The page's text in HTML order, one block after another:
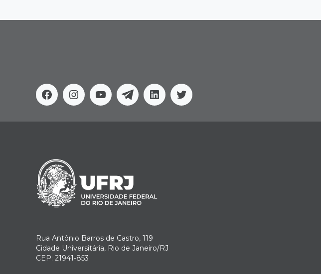
FacebookInstagram
YoutubeTelegramLinkedinTwitter
Rua Antônio Barros de Castro, 119
Cidade Universitária, Rio de Janeiro/RJ
CEP: 21941-853